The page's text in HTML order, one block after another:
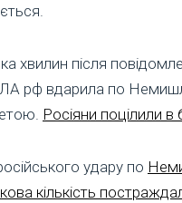
хвилин після
рф вдарила по
Росіяни поцілили в
удару по
кількість